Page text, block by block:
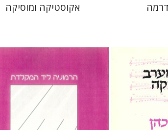
אקוסטיקה ומוסיקה
דליה כהן מנחם צור נפתלי וגנר